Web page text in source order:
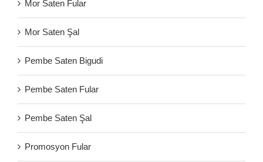
Mor Saten Fular
Mor Saten Şal
Pembe Saten Bigudi
Pembe Saten Fular
Pembe Saten Şal
Promosyon Fular